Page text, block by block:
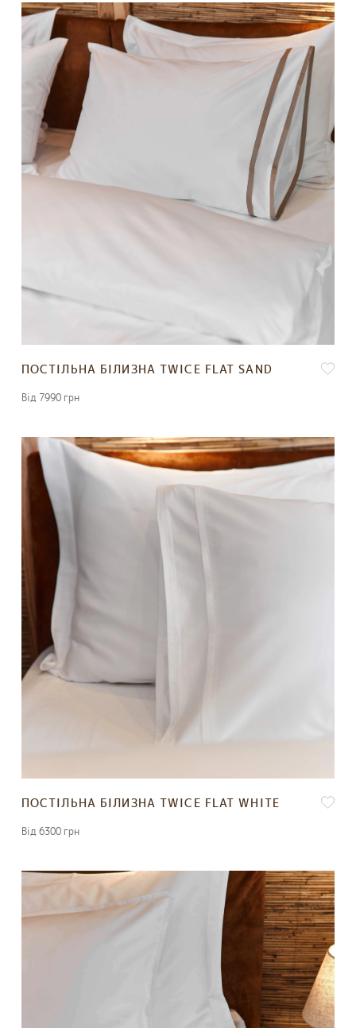
ПОСТІЛЬНА БІЛИЗНА TWICE FLAT SAND
Вiд 7990 грн
ПОСТІЛЬНА БІЛИЗНА TWICE FLAT WHITE
Вiд 6300 грн